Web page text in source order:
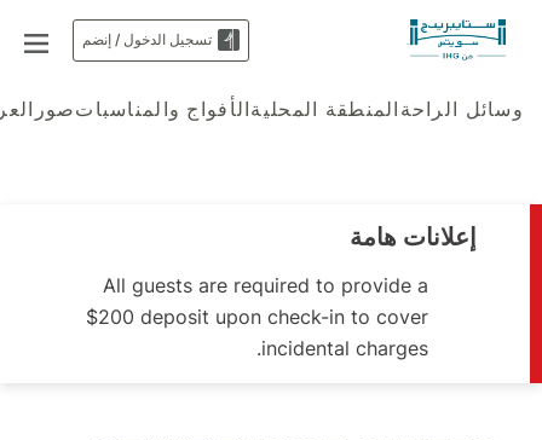
تسجيل الدخول / إنضم
وسائل الراحةالمنطقة المحليةالأفواج والمناسباتصور
إعلانات هامة
All guests are required to provide a
$200 deposit upon check-in to cover
incidental charges.